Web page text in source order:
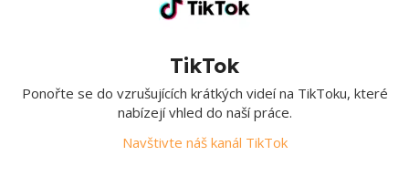
TikTok
Ponořte se do vzrušujících krátkých videí na TikToku, které
nabízejí vhled do naší práce.
Navštivte náš kanál TikTok